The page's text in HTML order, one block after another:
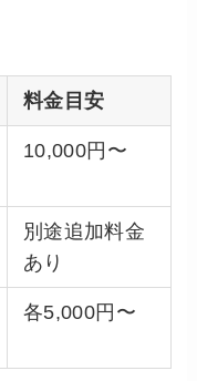
料金目安
10,000円〜
別途追加料金
あり
各5,000円〜